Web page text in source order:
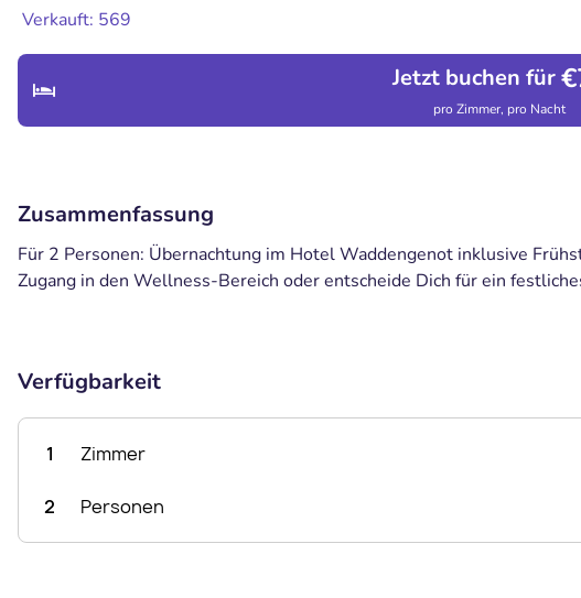
Verkauft: 569
Jetzt buchen für
pro Zimmer, pro Nacht
Zusammenfassung
Für 2 Personen: Übernachtung im Hotel Waddengenot inklusive
Zugang in den Wellness-Bereich oder entscheide Dich für ein
Verfügbarkeit
1 Zimmer
2 Personen